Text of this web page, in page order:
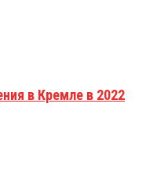
в Кремле в 2022